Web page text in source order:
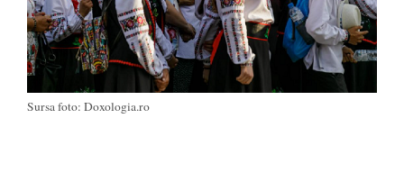
Sursa foto: Doxologia.ro